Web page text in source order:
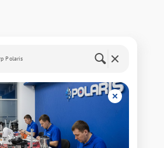
Polaris